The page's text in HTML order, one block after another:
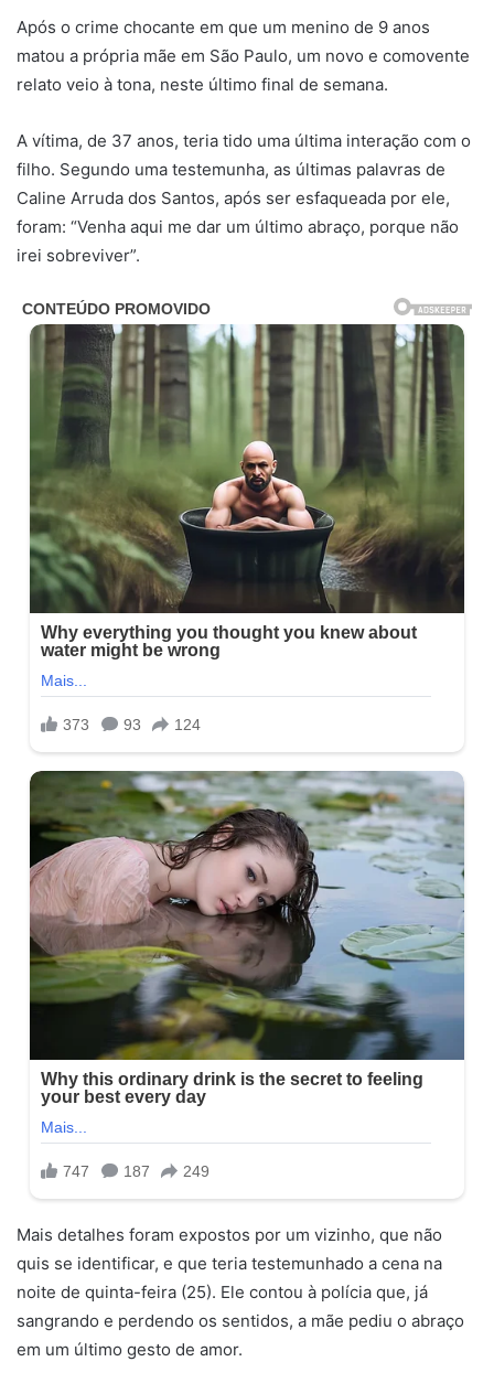
Após o crime chocante em que um menino de 9 anos
matou a própria mãe em São Paulo, um novo e comovente
relato veio à tona, neste último final de semana.
A vítima, de 37 anos, teria tido uma última interação com o
filho. Segundo uma testemunha, as últimas palavras de
Caline Arruda dos Santos, após ser esfaqueada por ele,
foram: “Venha aqui me dar um último abraço, porque não
irei sobreviver”.
Mais detalhes foram expostos por um vizinho, que não
quis se identificar, e que teria testemunhado a cena na
noite de quinta-feira (25). Ele contou à polícia que, já
sangrando e perdendo os sentidos, a mãe pediu o abraço
em um último gesto de amor.